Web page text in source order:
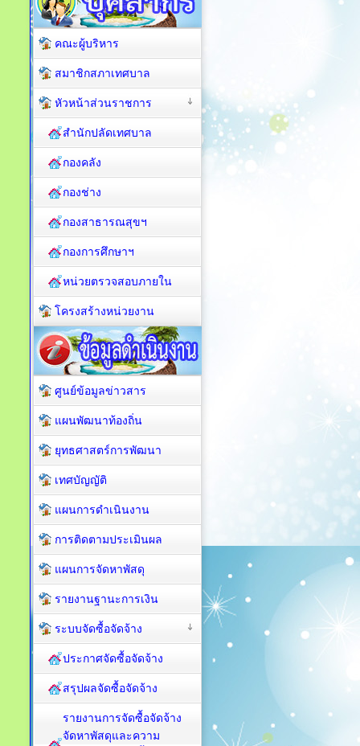
คณะผู้บริหาร
สมาชิกสภาเทศบาล
หัวหน้าส่วนราชการ
สำนักปลัดเทศบาล
กองคลัง
กองช่าง
กองสาธารณสุขฯ
กองการศึกษาฯ
หน่วยตรวจสอบภายใน
โครงสร้างหน่วยงาน
ศูนย์ข้อมูลข่าวสาร
แผนพัฒนาท้องถิ่น
ยุทธศาสตร์การพัฒนา
เทศบัญญัติ
แผนการดำเนินงาน
การติดตามประเมินผล
แผนการจัดหาพัสดุ
รายงานฐานะการเงิน
ระบบจัดซื้อจัดจ้าง
ประกาศจัดซื้อจัดจ้าง
สรุปผลจัดซื้อจัดจ้าง
รายงานการจัดซื้อจัดจ้าง
จัดหาพัสดุและความ